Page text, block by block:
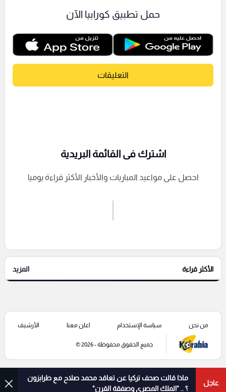
حمل تطبيق كورابيا الآن
التعليقات
إرسال تعليق
التعليقات السابقة
اشترك فى القائمة البريدية
احصل على مواعيد المباريات والأخبار الأكثر قراءة يوميا
الأكثر قراءة المزيد
عاجل
ماذا قالت صحف تركيا عن تعاقد محمد صلاح مع طرابزون
؟ .. "الملك المصري وصفقة القرن"
من نحن سياسة الإستخدام اعلن معنا الأرشيف
جميع الحقوق محفوظة - 2026 ©